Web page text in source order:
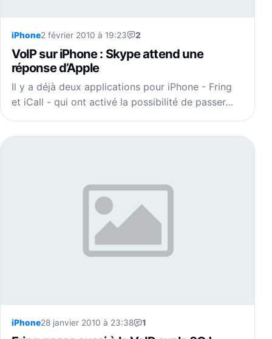
iPhone2 février 2010 à 19:23 2
VoIP sur iPhone : Skype attend une
réponse d’Apple
Il y a déjà deux applications pour iPhone - Fring
et iCall - qui ont activé la possibilité de passer…
iPhone28 janvier 2010 à 23:38 1